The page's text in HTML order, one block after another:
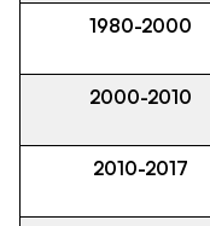
1980-2000
2000-2010
2010-2017